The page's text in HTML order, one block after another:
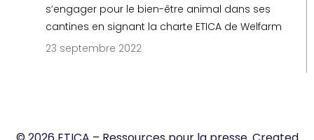
s’engager pour le bien-être animal dans ses
cantines en signant la charte ETICA de Welfarm
23 septembre 2022